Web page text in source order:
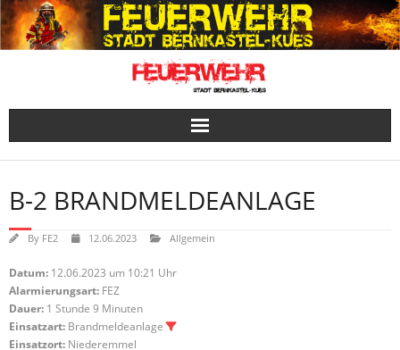
Skip
to
content
B-2 BRANDMELDEANLAGE
By FE2 12.06.2023 Allgemein
Datum: 12.06.2023 um 10:21 Uhr
Alarmierungsart: FEZ
Dauer: 1 Stunde 9 Minuten
Einsatzart: Brandmeldeanlage
Einsatzort: Niederemmel